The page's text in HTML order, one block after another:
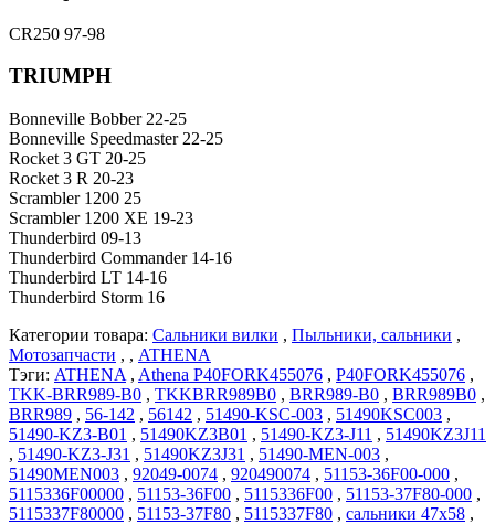
CR250 97-98
TRIUMPH
Bonneville Bobber 22-25
Bonneville Speedmaster 22-25
Rocket 3 GT 20-25
Rocket 3 R 20-23
Scrambler 1200 25
Scrambler 1200 XE 19-23
Thunderbird 09-13
Thunderbird Commander 14-16
Thunderbird LT 14-16
Thunderbird Storm 16
Категории товара: Сальники вилки , Пыльники, сальники ,
Мотозапчасти , , ATHENA
Тэги: ATHENA , Athena P40FORK455076 , P40FORK455076 ,
TKK-BRR989-B0 , TKKBRR989B0 , BRR989-B0 , BRR989B0 ,
BRR989 , 56-142 , 56142 , 51490-KSC-003 , 51490KSC003 ,
51490-KZ3-B01 , 51490KZ3B01 , 51490-KZ3-J11 , 51490KZ3J11
, 51490-KZ3-J31 , 51490KZ3J31 , 51490-MEN-003 ,
51490MEN003 , 92049-0074 , 920490074 , 51153-36F00-000 ,
5115336F00000 , 51153-36F00 , 5115336F00 , 51153-37F80-000 ,
5115337F80000 , 51153-37F80 , 5115337F80 , сальники 47x58 ,